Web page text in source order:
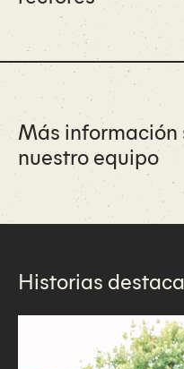
Más información
nuestro equipo
Historias